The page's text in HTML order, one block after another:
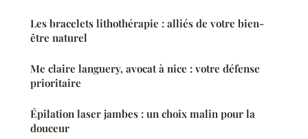
Les bracelets lithothérapie : alliés de votre bien-
être naturel
Me claire languery, avocat à nice : votre défense
prioritaire
Épilation laser jambes : un choix malin pour la
douceur